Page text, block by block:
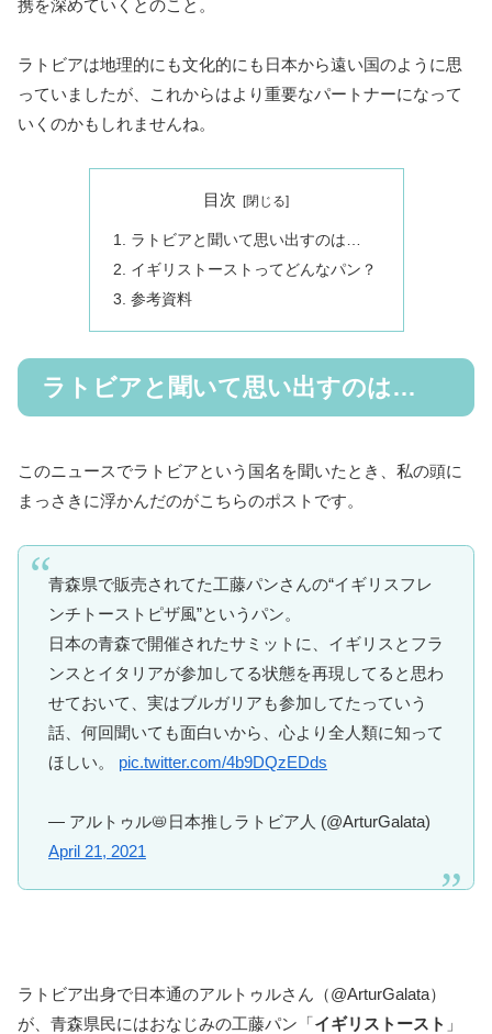
携を深めていくとのこと。
ラトビアは地理的にも文化的にも日本から遠い国のように思
っていましたが、これからはより重要なパートナーになって
いくのかもしれませんね。
目次
ラトビアと聞いて思い出すのは…
イギリストーストってどんなパン？
参考資料
ラトビアと聞いて思い出すのは…
このニュースでラトビアという国名を聞いたとき、私の頭に
まっさきに浮かんだのがこちらのポストです。
青森県で販売されてた工藤パンさんの“イギリスフレ
ンチトーストピザ風”というパン。
日本の青森で開催されたサミットに、イギリスとフラ
ンスとイタリアが参加してる状態を再現してると思わ
せておいて、実はブルガリアも参加してたっていう
話、何回聞いても面白いから、心より全人類に知って
ほしい。 pic.twitter.com/4b9DQzEDds
— アルトゥル📛日本推しラトビア人 (@ArturGalata)
April 21, 2021
ラトビア出身で日本通のアルトゥルさん（@ArturGalata）
が、青森県民にはおなじみの工藤パン「イギリストースト 」